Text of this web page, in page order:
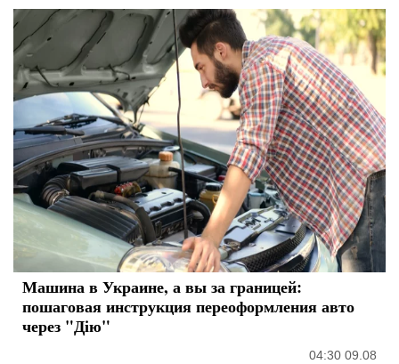
Машина в Украине, а вы за границей:
пошаговая инструкция переоформления авто
через "Дію"
04:30 09.08